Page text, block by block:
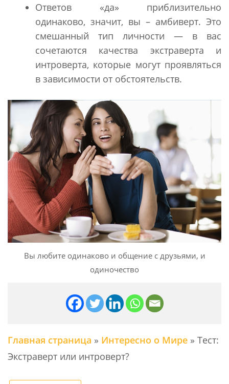
Ответов «да» приблизительно
одинаково, значит, вы – амбиверт. Это
смешанный тип личности — в вас
сочетаются качества экстраверта и
интроверта, которые могут проявляться
в зависимости от обстоятельств.
Вы любите одинаково и общение с друзьями, и
одиночество
Главная страница » Интересно о Мире » Тест:
Экстраверт или интроверт?